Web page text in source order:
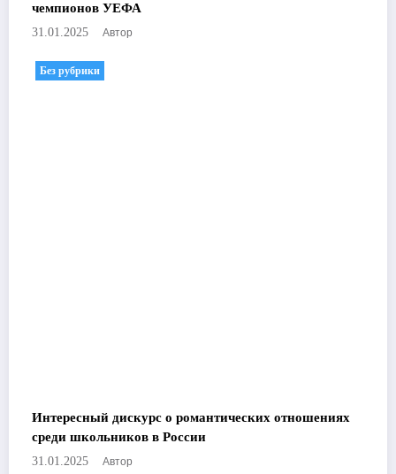
чемпионов УЕФА
31.01.2025 Автор
Без рубрики
Интересный дискурс о романтических отношениях
среди школьников в России
31.01.2025 Автор